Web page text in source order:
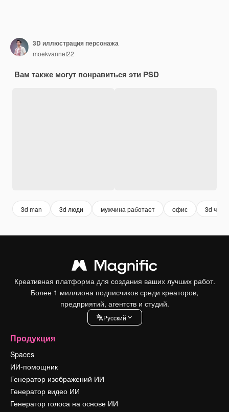
3D иллюстрация персонажа
moekvannet22
Вам также могут понравиться эти PSD
3d man 3d люди мужчина работает офис 3d
Креативная платформа для создания ваших лучших работ.
Более 1 миллиона подписчиков среди креаторов,
предприятий, агентств и студий.
Pусский
Продукция
Spaces
ИИ-помощник
Генератор изображений ИИ
Генератор видео ИИ
Генератор голоса на основе ИИ